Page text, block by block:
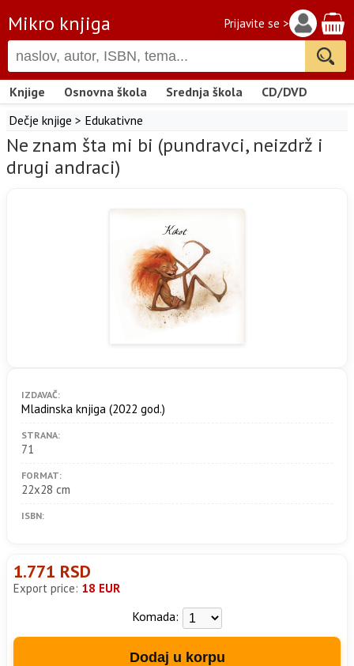
Mikro knjiga Prijavite se >
Knjige Osnovna škola Srednja škola
CD/DVD
Dečje knjige > Edukativne
Ne znam šta mi bi (pundravci, neizdrž i
drugi andraci)
IZDAVAČ:
Mladinska knjiga (2022 god.)
STRANA:
71
FORMAT:
22x28 cm
ISBN:
1.771 RSD
Export price: 18 EUR
Komada:
Dodaj u korpu